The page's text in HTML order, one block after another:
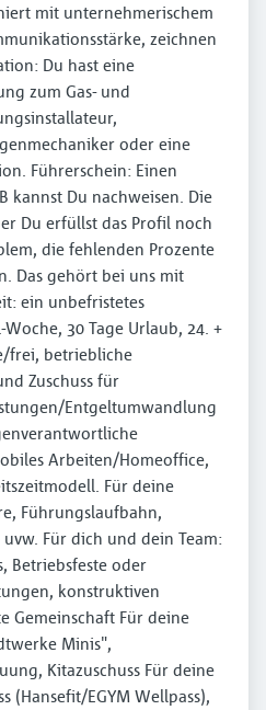
mit unternehmerischem
zeichnen
Du hast eine
zum Gas- und
oder eine
Führerschein: Einen
kannst Du nachweisen. Die
Du erfüllst das Profil noch
die fehlenden Prozente
Das gehört bei uns mit
ein unbefristetes
30 Tage Urlaub, 24. +
frei, betriebliche
Zuschuss für
Entgeltumwandlung
Arbeiten/Homeoffice,
Für deine
Führungslaufbahn,
Für dich und dein Team:
Betriebsfeste oder
konstruktiven
Gemeinschaft Für deine
Minis",
Kitazuschuss Für deine
(Hansefit/EGYM Wellpass),